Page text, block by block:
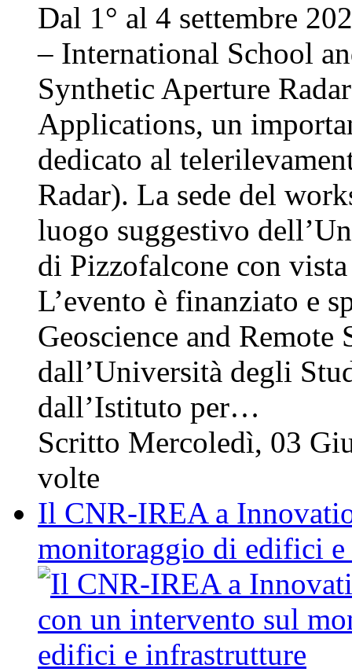
Dal 1° al 4 settembre
– International School
Synthetic Aperture
Applications, un
dedicato al
Radar). La sede del
luogo suggestivo
di Pizzofalcone con
L’evento è finanziato e
Geoscience and
dall’Università degli
dall’Istituto per…
Scritto Mercoledì, 03
volte
Il CNR-IREA a
monitoraggio di edifici